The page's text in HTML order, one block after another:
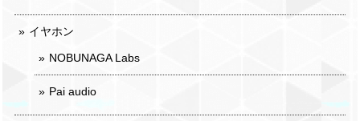
イヤホン
NOBUNAGA Labs
Pai audio